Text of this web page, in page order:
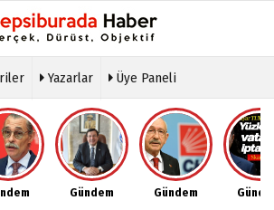
Hava
Durumu
Gazete
Manşetleri
Anketler
Köşe
Yazarları
Video
Galeri
Foto
Künye
İletişim
Çerez
Politikası
Yazarlar Üye Paneli
Gündem Gündem